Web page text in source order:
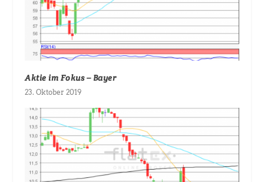
Aktie im Fokus – Bayer
23. Oktober 2019